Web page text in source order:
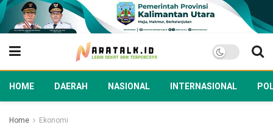
HOME DAERAH NASIONAL INTERNASIONAL
Home Ekonomi